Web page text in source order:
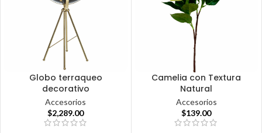
Globo terraqueo
decorativo
Accesorios
$2,289.00
Camelia con Textura
Natural
Accesorios
$139.00